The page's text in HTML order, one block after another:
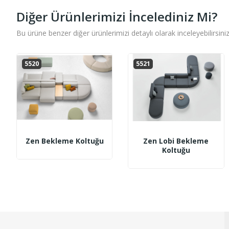
Diğer Ürünlerimizi İncelediniz Mi?
Bu ürüne benzer diğer ürünlerimizi detaylı olarak
5520
Zen Bekleme Koltuğu
5521
Zen Lobi Bekleme
Koltuğu